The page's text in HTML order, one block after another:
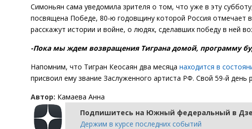
Симоньян сама уведомила зрителя о том, что уже в эту
посвящена Победе, 80-ю годовщину которой Россия отмечает
расскажут истории и войне, о людях, сделавших победу в ней
-Пока мы ждем возвращения Тиграна домой, программу
Напомним, что Тигран Кеосаян два месяца находится в
присвоил ему звание Заслуженного артиста РФ. Свой 59-й
Автор: Камаева Анна
Подпишитесь на Южный федеральный в
Держим в курсе последних событий